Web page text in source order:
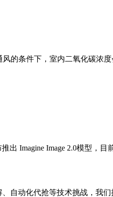
的条件下，室内二氧化碳浓
出 Imagine Image 2.0模型，
自动化代抢等技术挑战，我